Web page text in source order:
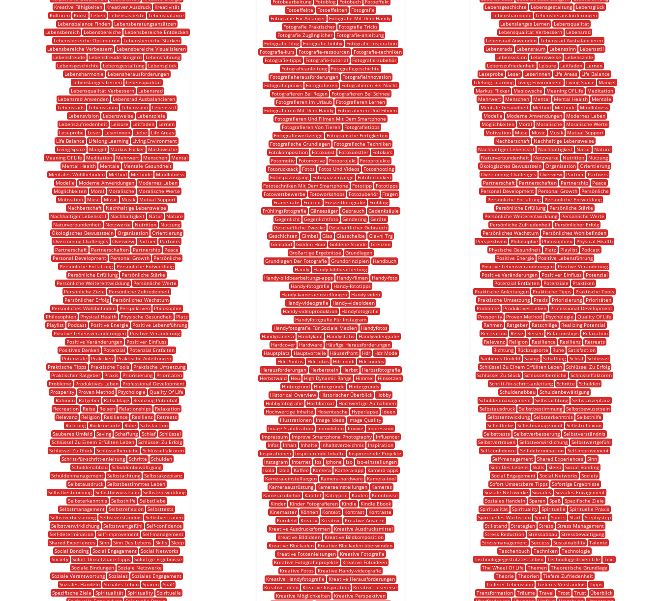
Kreative Fähigkeiten
Kreativer Ausdruck
Kreativität
Kulturen
Kunst Leben Lebensaspekte
Lebensbalance
Lebensbalance Finden
Lebensberatungsansätzen
Lebensbereich
Lebensbereiche
Lebensbereiche Entdecken
Lebensbereiche Optimieren
Lebensbereiche Stärken
Lebensbereiche Verbessern
Lebensbereiche Visualisieren
Lebensfreude
Lebensfreude Steigern
Lebensführung
Lebensgeschichte
Lebensgestaltung
Lebensglück
Lebensharmonie
Lebensherausforderungen
Lebenslanges Lernen
Lebensqualität
Lebensqualität Verbessern
Lebensrad
Lebensrad Anwenden
Lebensrad Ausbalancieren
Lebensrads
Lebensraum Lebenssinn
Lebensstil
Lebensvision
Lebensweise
Lebensziele
Lebenszufriedenheit
Leisure Leitfaden
Lernen
Leseprobe
Leser Leserinnen Liebe
Life Areas
Life Balance
Lifelong Learning
Living Environment
Living Space
Mangel Markus Flicker
Maslowsche
Meaning Of Life
Meditation Mehrwert Menschen
Mental
Mental Health
Mentale
Mentale Gesundheit
Mentales Wohlbefinden
Method Methode
Mindfulness
Modelle
Moderne Anwendungen
Modernes Leben
Möglichkeiten
Moral Moralische
Moralische Werte
Motivation
Muse Music Musik
Mutual Support
Nachbarschaft
Nachhaltige Lebensweise
Nachhaltiger Lebensstil
Nachhaltigkeit Natur
Nature
Naturverbundenheit
Netzwerke Nutrition
Nutzung
Ökologisches Bewusstsein
Organisation
Orientierung
Overcoming Challenges Overview Partner
Partners
Partnerschaft
Partnerschaften Partnership
Peace
Personal Development
Personal Growth
Persönliche
Persönliche Entfaltung
Persönliche Entwicklung
Persönliche Erfüllung
Persönliche Stärke
Persönliche Weiterentwicklung
Persönliche Werte
Persönliche Ziele
Persönliche Zufriedenheit
Persönlicher Erfolg
Persönliches Wachstum
Persönliches Wohlbefinden
Perspektiven
Philosophie
Philosophien
Physical Health Physische Gesundheit
Platz
Playlist
Podcast Positive Energie
Positive Lebensführung
Positive Lebensveränderungen
Positive Veränderung
Positive Veränderungen
Positiver Einfluss
Positives Denken
Potenzial
Potenzial Entfalten
Potenziale
Praktiken
Praktische Anleitungen
Praktische Tipps
Praktische Tools
Praktische Umsetzung
Praktischer Ratgeber
Praxis Priorisierung
Prioritäten
Probleme
Produktives Leben
Professional Development
Prosperity
Proven Method Psychologie
Quality Of Life
Rahmen
Ratgeber Ratschläge
Realizing Potential
Recreation
Reise Reisen Relationships
Relaxation
Relevanz
Religion Resilience Resilienz
Retreats
Richtung
Rückzugsorte Ruhe
Satisfaction
Sauberes Umfeld
Saving Schaffung Schlaf
Schlüssel
Schlüssel Zu Einem Erfüllten Leben
Schlüssel Zu Erfolg
Schlüssel Zu Glück Schlüsselbereiche
Schlüsselfaktoren
Schritt-für-schritt-anleitung
Schritte
Schulden
Schuldenabbau Schuldenbewältigung
Schuldenmanagement
Selbstachtung
Selbstakzeptanz
Selbstausdruck Selbstbestimmtes Leben
Selbstbestimmung
Selbstbewusstsein
Selbstentwicklung
Selbsterkenntnis
Selbsthilfe
Selbstliebe
Selbstmanagement Selbstreflexion Selbsttests
Selbstverbesserung Selbstverständnis Selbstvertrauen
Selbstverwirklichung Selbstwertgefühl
Self-confidence
Self-determination Self-improvement Self-management
Shared Experiences Sinn Sinn Des Lebens Skills Sleep
Social Bonding Social Engagement Social Networks
Society
Sofort Umsetzbare Tipps
Sofortige Ergebnisse
Soziale Bindungen Soziale Netzwerke
Soziale Verantwortung Soziales Soziales Engagement
Soziales Handeln
Soziales Leben Sparen
Spaß
Spezifische Ziele
Spiritualität Spirituality Spirituelle
Fotobearbeitung
Fotoblog Fotobuch
Fotoeffekt
Fotoeffekte
Fotoeffekten
Fotografie
Fotografie Für Anfänger
Fotografie Mit Dem Handy
Fotografie Praktischer
Fotografie Tricks
Fotografie Zugänglicher
Fotografie-anleitung
Fotografie-blog
Fotografie-hobby
Fotografie-inspiration
Fotografie-kurs
Fotografie-ressourcen
Fotografie-techniken
Fotografie-tipps
Fotografie-tutorial
Fotografie-zubehör
Fotografieanleitung
Fotografiegeschichte
Fotografieherausforderungen
Fotografieinnovation
Fotografiepraxis
Fotografieren
Fotografieren Bei Nacht
Fotografieren Bei Regen
Fotografieren Bei Schnee
Fotografieren Im Urlaub
Fotografieren Lernen
Fotografieren Mit Dem Handy
Fotografieren Und Filmen
Fotografieren Und Filmen Mit Dem Smartphone
Fotografieren Von Tieren
Fotografietipps
Fotografiewerkzeuge
Fotografische Fertigkeiten
Fotografische Grundlagen
Fotografische Techniken
Fotokomposition
Fotokunst Fotokünstler
Fotokurs
Fotomotiv
Fotomotive Fotoprojekt
Fotoprojekte
Fotorucksack
Fotos Fotos Und Videos
Fotoshooting
Fotospaziergang
Fotospaziergänge
Fototechniken
Fototechniken Mit Dem Smartphone
Fototipp
Fototipps
Fotowettbewerbe
Fotoworkshops Fotozubehör
Fragen
Frame-rate
Freizeit Freizeitfotografie
Frühling
Frühlingsfotografie
Gänsesäger Gebrauch
Gedenksäule
Gegenlicht
Gegenlichtfoto Gendering
Geräte
Geschäftliche Zwecke
Geschäftlicher Gebrauch
Geschichten Gimbal Glas Glasscheibe
Glavni Trg
Gleisdorf
Golden Hour Goldene Stunde
Grenzen
Großartige Ergebnisse
Grundlagen
Grundlagen Der Fotografie
Grundprinzipien
Handbuch
Handy
Handy-bildbearbeitung
Handy-bildbearbeitungs-apps
Handy-filmen
Handy-foto
Handy-fotografie
Handy-fototipps
Handy-kameraeinstellungen
Handy-video
Handy-videografie
Handy-videoideen
Handy-videoproduktion
Handyfotografie
Handyfotografie Für Instagram
Handyfotografie Für Soziale Medien
Handyfotos
Handykamera
Handykauf Handystativ
Handyvideografie
Hardcover
Hardware
Häufige Herausforderungen
Hauptplatz
Hauptvorteile Häuserfront Hdr
Hdr Mode
Hdr Photos
Hdr-fotos Hdr-modi
Hdr-modus
Herausforderungen
Herberstein Herbst
Herbstfotografie
Herbstwald
Heu High Dynamic Range Himmel
Hinsetzen
Hintergrund
Hintergründe
Hintergrunds
Historical Overview
Historischer Überblick
Hobby
Hobbyfotografie
Hochformat
Hochwertige Aufnahmen
Hochwertige Inhalte
Hosentasche Hyperlapse
Ideen
Illustrationen
Image Ideas
Image Quality
Image Stabilization
Immobilien Imovie
Impression
Impressum
Improve Smartphone Photography
Influencer
Infos
Inhalt Inhalte Inhaltsverzeichnis
Inspiration
Inspirationen
Inspirierende Inhalte
Inspirierende Projekte
Instagram
Internet Ios Iphone Iso
Iso-einstellungen
Isola
Izola Kaffee Kamera Kamera-app
Kamera-apps
Kamera-einstellungen
Kamera-hardware
Kamera-tool
Kameraausrüstung
Kameraeinstellungen
Kameras
Kamerazubehör
Kapitel Kategorie Kaufen
Kenntnisse
Kinder
Kinder Fotografieren Kindle
Kindle Ebook
Kinemaster
Können Kontext Kontrast
Kontraste
Kornfeld
Kreativ Kreative
Kreative Ansätze
Kreative Ausdrucksformen
Kreative Ausdrucksmittel
Kreative Bildideen
Kreative Bildkomposition
Kreative Blockaden
Kreative Blockaden überwinden
Kreative Fotoanleitungen
Kreative Fotografie
Kreative Fotografieprojekte
Kreative Fotoideen
Kreative Fotos
Kreative Handy-videografie
Kreative Handyfotografie
Kreative Herausforderungen
Kreative Ideen
Kreative Inspiration
Kreative Lesereise
Kreative Möglichkeiten
Kreative Perspektiven
Lebensgeschichte
Lebensgestaltung
Lebensglück
Lebensharmonie
Lebensherausforderungen
Lebenslanges Lernen
Lebensqualität
Lebensqualität Verbessern
Lebensrad
Lebensrad Anwenden
Lebensrad Ausbalancieren
Lebensrads
Lebensraum Lebenssinn
Lebensstil
Lebensvision
Lebensweise
Lebensziele
Lebenszufriedenheit
Leisure Leitfaden
Lernen
Leseprobe
Leser Leserinnen Life Areas
Life Balance
Lifelong Learning
Living Environment Living Space
Mangel
Markus Flicker
Maslowsche Meaning Of Life
Meditation
Mehrwert
Menschen Mental Mental Health
Mentale
Mentale Gesundheit
Method Methode
Mindfulness
Modelle
Moderne Anwendungen
Modernes Leben
Möglichkeiten
Moral Moralische
Moralische Werte
Motivation
Muse Music Musik
Mutual Support
Nachbarschaft
Nachhaltige Lebensweise
Nachhaltiger Lebensstil
Nachhaltigkeit Natur
Nature
Naturverbundenheit
Netzwerke Nutrition
Nutzung
Ökologisches Bewusstsein
Organisation
Orientierung
Overcoming Challenges Overview Partner
Partners
Partnerschaft
Partnerschaften Partnership
Peace
Personal Development
Personal Growth
Persönliche
Persönliche Entfaltung
Persönliche Entwicklung
Persönliche Erfüllung
Persönliche Stärke
Persönliche Weiterentwicklung
Persönliche Werte
Persönliche Zufriedenheit
Persönlicher Erfolg
Persönliches Wachstum
Persönliches Wohlbefinden
Perspektiven
Philosophie Philosophien
Physical Health
Physische Gesundheit
Platz Playlist
Podcast
Positive Energie
Positive Lebensführung
Positive Lebensveränderungen
Positive Veränderung
Positive Veränderungen
Positiver Einfluss
Potenzial
Potenzial Entfalten
Potenziale
Praktiken
Praktische Anleitungen
Praktische Tipps
Praktische Tools
Praktische Umsetzung
Praxis Priorisierung
Prioritäten
Probleme
Produktives Leben
Professional Development
Prosperity
Proven Method Psychologie
Quality Of Life
Rahmen
Ratgeber Ratschläge
Realizing Potential
Recreation
Reise Reisen Relationships
Relaxation
Relevanz
Religion Resilience Resilienz
Retreats
Richtung
Rückzugsorte Ruhe
Satisfaction
Sauberes Umfeld
Saving Schaffung Schlaf
Schlüssel
Schlüssel Zu Einem Erfüllten Leben
Schlüssel Zu Erfolg
Schlüssel Zu Glück Schlüsselbereiche
Schlüsselfaktoren
Schritt-für-schritt-anleitung
Schritte
Schulden
Schuldenabbau Schuldenbewältigung
Schuldenmanagement
Selbstachtung
Selbstakzeptanz
Selbstausdruck
Selbstbestimmung
Selbstbewusstsein
Selbstentwicklung Selbsterkenntnis Selbsthilfe
Selbstliebe
Selbstmanagement Selbstreflexion
Selbsttests
Selbstverbesserung
Selbstverständnis
Selbstvertrauen Selbstverwirklichung Selbstwertgefühl
Self-confidence
Self-determination
Self-improvement
Self-management
Shared Experiences
Sinn
Sinn Des Lebens
Skills Sleep
Social Bonding
Social Engagement
Social Networks
Society
Sofort Umsetzbare Tipps
Sofortige Ergebnisse
Soziale Netzwerke
Soziales
Soziales Engagement
Soziales Handeln Sparen Spaß Spezifische Ziele
Spiritualität
Spirituality Spirituelle
Spirituelle Praxis
Spirituelles Wachstum Sport Sports Start Stepbystep
Stillstand Strategien Stress Stress Management
Stress Reduction Stressabbau Stressbewältigung
Stressmanagement
Success Sustainability
Talente
Taschenbuch Techniken Technologie
Technologiegestütztes Leben Technology-driven Life
Text
The Wheel Of Life
Themen
Theoretische Grundlage
Theorie
Theorien Tiefere Zufriedenheit
Tieferer Lebenssinn Tieferes Verständnis Tipps
Transformation Träume Travel Trost Trust
Überblick